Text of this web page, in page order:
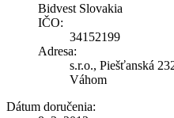
Bidvest Slovakia
IČO:
34152199
Adresa:
s.r.o., Piešťanská
Váhom
Dátum doručenia: